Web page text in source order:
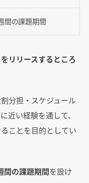
間の課題期間
リリースするところ
分担・スケジュール
近い経験を通して、
ことを目的としてい
間の課題期間を設け